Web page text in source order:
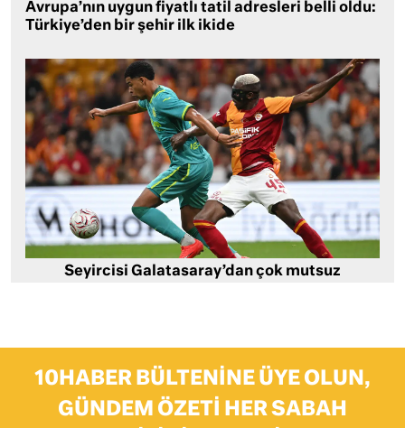
Avrupa’nın uygun fiyatlı tatil adresleri belli oldu:
Türkiye’den bir şehir ilk ikide
Seyircisi Galatasaray’dan çok mutsuz
10HABER BÜLTENINE ÜYE OLUN,
GÜNDEM ÖZETI HER SABAH